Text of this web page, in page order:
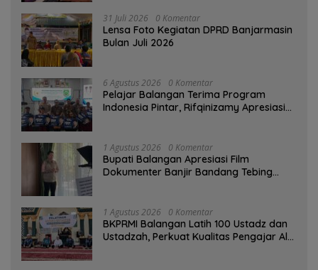
31 Juli 2026 0 Komentar
Lensa Foto Kegiatan DPRD Banjarmasin
Bulan Juli 2026
6 Agustus 2026 0 Komentar
Pelajar Balangan Terima Program
Indonesia Pintar, Rifqinizamy Apresiasi
1 Agustus 2026 0 Komentar
Bupati Balangan Apresiasi Film
Dokumenter Banjir Bandang Tebing
1 Agustus 2026 0 Komentar
BKPRMI Balangan Latih 100 Ustadz dan
Ustadzah, Perkuat Kualitas Pengajar Al-